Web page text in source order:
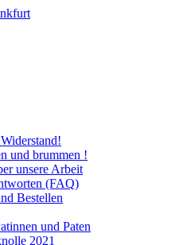
und brummen !
unsere Arbeit
(FAQ)
Bestellen
und Paten
2021